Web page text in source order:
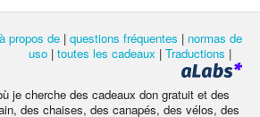
à propos de | questions fréquentes | normas de
uso | toutes les cadeaux | Traductions |
je cherche des cadeaux don gratuit et des
des chaises, des canapés, des vélos, des